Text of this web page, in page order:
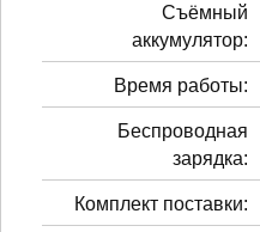
Cъёмный
аккумулятор:
Время работы:
Беспроводная
зарядка:
Комплект поставки: